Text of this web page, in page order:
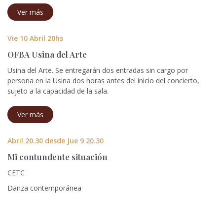
Ver más
Vie 10 Abril 20hs
OFBA Usina del Arte
Usina del Arte. Se entregarán dos entradas sin cargo por
persona en la Usina dos horas antes del inicio del concierto,
sujeto a la capacidad de la sala.
Ver más
Abril 20.30 desde Jue 9 20.30
Mi contundente situación
CETC
Danza contemporánea